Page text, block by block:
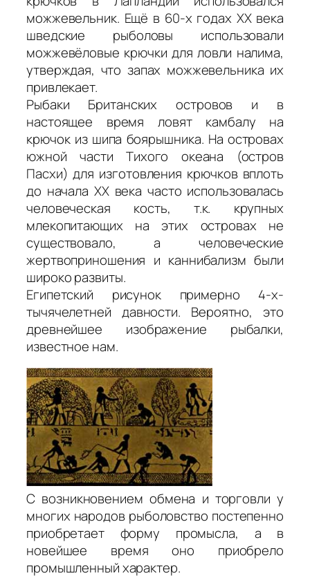
можжевельник. Ещё в 60-х годах XX века
шведские рыболовы использовали
можжевёловые крючки для ловли налима,
утверждая, что запах можжевельника их
привлекает.
Рыбаки Британских островов и в
настоящее время ловят камбалу на
крючок из шипа боярышника. На островах
южной части Тихого океана (остров
Пасхи) для изготовления крючков вплоть
до начала XX века часто использовалась
человеческая кость, т.к. крупных
млекопитающих на этих островах не
существовало, а человеческие
жертвоприношения и каннибализм были
широко развиты.
Египетский рисунок примерно 4-х-
тычячелетней давности. Вероятно, это
древнейшее изображение рыбалки,
известное нам.
С возникновением обмена и торговли у
многих народов рыболовство постепенно
приобретает форму промысла, а в
новейшее время оно приобрело
промышленный характер.